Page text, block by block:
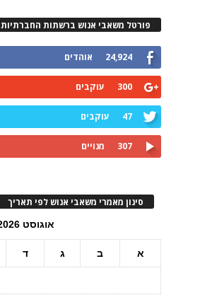
פורטל משאבי אנוש ברשתות החברתיות
24,924 אוהדים
300 עוקבים
47 עוקבים
307 מנויים
סינון מאמרי משאבי אנוש לפי תאריך
אוגוסט 2026
א ב ג ד